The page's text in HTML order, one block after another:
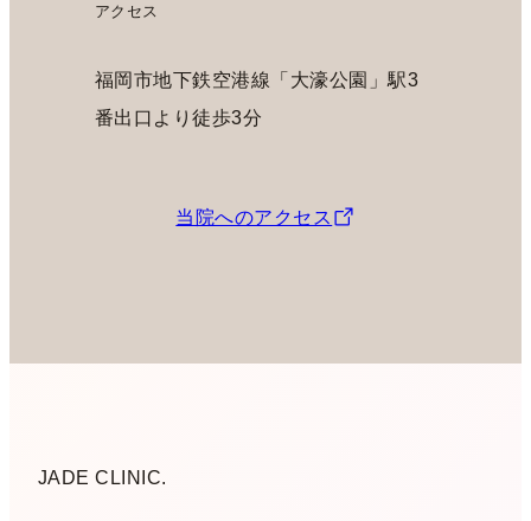
アクセス
福岡市地下鉄空港線「大濠公園」駅3
番出口より徒歩3分
当院へのアクセス
JADE CLINIC.